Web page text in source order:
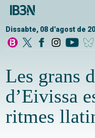
Dissabte, 08 d'agost de
Les grans
d’Eivissa
ritmes